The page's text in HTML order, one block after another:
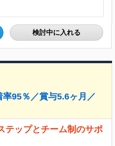
検討中に入れる
95％／賞与5.6ヶ月／
テップとチーム制のサポ